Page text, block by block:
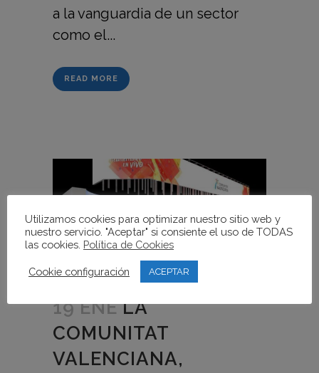
a la vanguardia de un sector
como el...
READ MORE
19 ENE LA
COMUNITAT
VALENCIANA,
Utilizamos cookies para optimizar nuestro sitio web y
nuestro servicio. "Aceptar" si consiente el uso de TODAS
las cookies. Política de Cookies
Cookie configuración ACEPTAR